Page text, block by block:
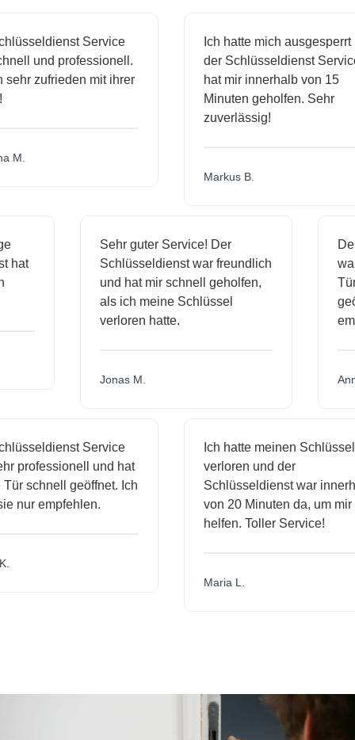
Service
und professionell.
zufrieden mit ihrer
M.
Ich hatte mich ausgesperrt
der Schlüsseldienst Service
hat mir innerhalb von 15
Minuten geholfen. Sehr
zuverlässig!
Markus B.
hat
Sehr guter Service! Der
Schlüsseldienst war freundlich
und hat mir schnell geholfen,
als ich meine Schlüssel
verloren hatte.
Jonas M.
Service
professionell und hat
schnell geöffnet. Ich
nur empfehlen.
Ich hatte meinen Schlüssel
verloren und der
Schlüsseldienst war
von 20 Minuten da, um mir
helfen. Toller Service!
Maria L.